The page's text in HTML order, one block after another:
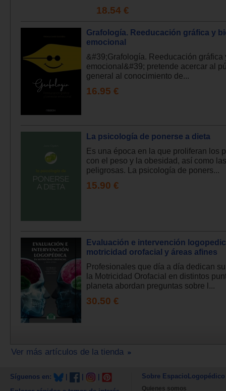
18.54 €
Grafología. Reeducación gráfica y
emocional
&#39;Grafología. Reeducación gráfica
emocional&#39; pretende acercar al
general al conocimiento de...
16.95 €
La psicología de ponerse a dieta
Es una época en la que proliferan los
con el peso y la obesidad, así como
peligrosas. La psicología de poners...
15.90 €
Evaluación e intervención
motricidad orofacial y áreas afines
Profesionales que día a día dedican
la Motricidad Orofacial en distintos
planeta abordan preguntas sobre l...
30.50 €
Ver más artículos de la tienda
Síguenos en: Sobre EspacioLogopédico
Quienes somos